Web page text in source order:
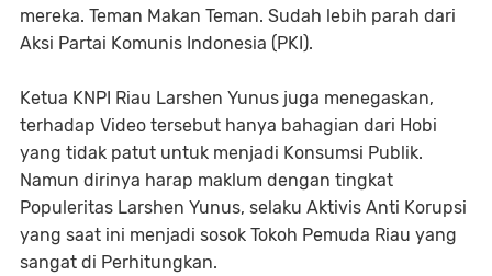
mereka. Teman Makan Teman. Sudah lebih parah dari
Aksi Partai Komunis Indonesia (PKI).
Ketua KNPI Riau Larshen Yunus juga menegaskan,
terhadap Video tersebut hanya bahagian dari Hobi
yang tidak patut untuk menjadi Konsumsi Publik.
Namun dirinya harap maklum dengan tingkat
Populeritas Larshen Yunus, selaku Aktivis Anti Korupsi
yang saat ini menjadi sosok Tokoh Pemuda Riau yang
sangat di Perhitungkan.